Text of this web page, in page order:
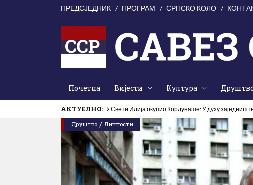
ПРЕДСЈЕДНИК ПРОГРАМ СРПСКО КОЛО
Почетна Вијести Култура Друштво
АКТУЕЛНО:
Свети Илија окупио Кордунаше: У духу
Друштво / Личности